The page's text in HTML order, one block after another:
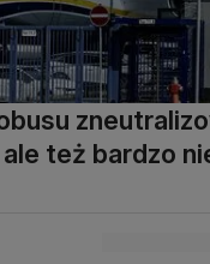
ale też bardzo